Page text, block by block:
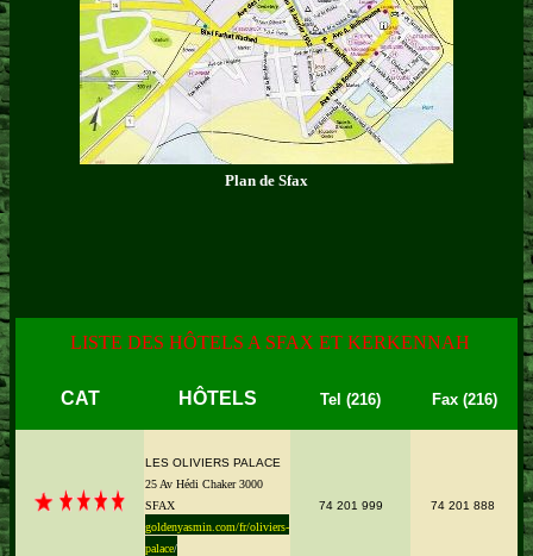
Plan de Sfax
LISTE DES HÔTELS A SFAX ET KERKENNAH
CAT HÔTELS Tel (216) Fax (216)
LES OLIVIERS PALACE
25 Av Hédi Chaker 3000
SFAX
goldenyasmin.com/fr/oliviers-
palace/
74 201 999 74 201 888